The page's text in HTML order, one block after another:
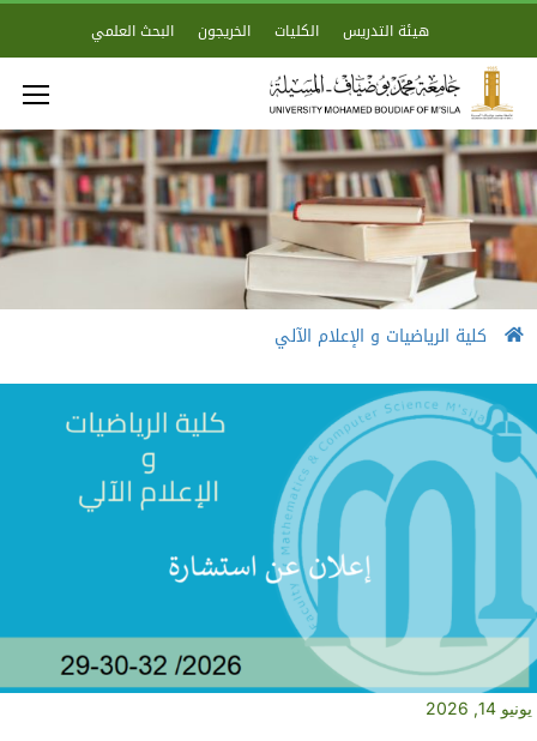
هيئة التدريس الكليات الخريجون البحث العلمي
كلية الرياضيات و الإعلام الآلي
يونيو 14, 2026